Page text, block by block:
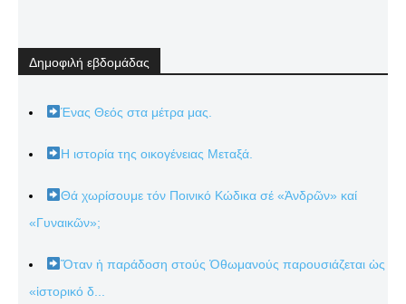
Δημοφιλή εβδομάδας
Ένας Θεός στα μέτρα μας.
Η ιστορία της οικογένειας Μεταξά.
Θά χωρίσουμε τόν Ποινικό Κώδικα σέ «Ἀνδρῶν» καί
«Γυναικῶν»;
Ὅταν ἡ παράδοση στούς Ὀθωμανούς παρουσιάζεται ὡς
«ἱστορικό δ...